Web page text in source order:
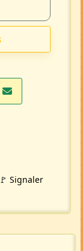
X
🚩 Signaler